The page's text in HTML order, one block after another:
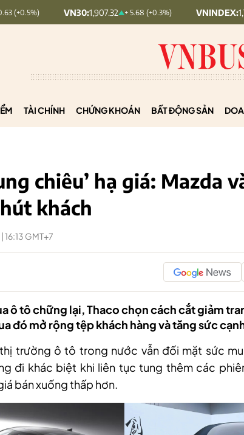
VN30:1,907.32 + 5.68 (+0.3%) VNINDEX: 1,767.71
TÀI CHÍNH CHỨNG KHOÁN BẤT ĐỘNG SẢN
chiêu’ hạ giá: Mazda
khách
GMT+7
ô tô chững lại, Thaco chọn cách cắt giảm
đó mở rộng tệp khách hàng và tăng sức
trường ô tô trong nước vẫn đối mặt sức
đi khác biệt khi liên tục tung thêm các
bán xuống thấp hơn.